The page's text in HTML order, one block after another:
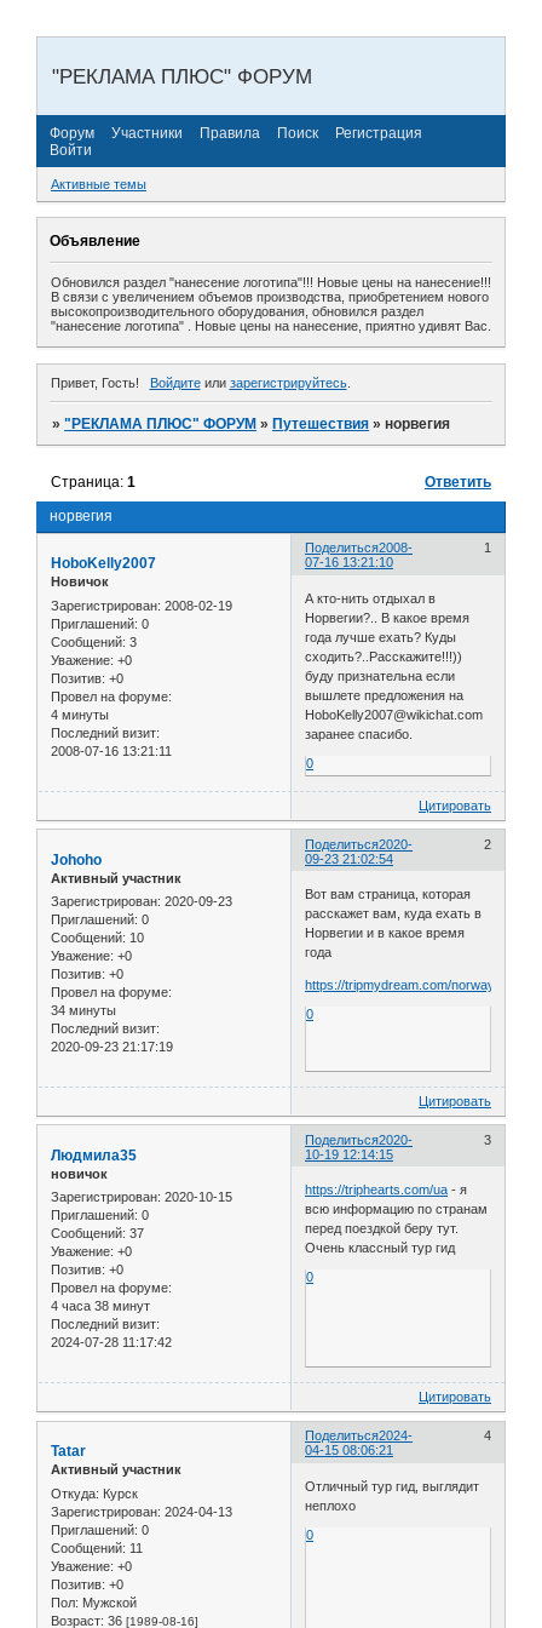
"РЕКЛАМА ПЛЮС" ФОРУМ
Форум Участники Правила Поиск
Регистрация
Войти
Активные темы
Объявление
Обновился раздел "нанесение логотипа"!!! Новые цены на нанесение!!!
В связи с увеличением объемов производства, приобретением нового
высокопроизводительного оборудования, обновился раздел
"нанесение логотипа" . Новые цены на нанесение, приятно удивят Вас.
Привет, Гость! Войдитеили зарегистрируйтесь.
»"РЕКЛАМА ПЛЮС" ФОРУМ » Путешествия »норвегия
норвегия
Страница:1 Ответить
Поделиться 1
2008-
07-16 13:21:10
HoboKelly2007
Новичок
Зарегистрирован: 2008-02-19
Приглашений: 0
Сообщений: 3
Уважение: +0
Позитив: +0
Провел на форуме:
4 минуты
Последний визит:
2008-07-16 13:21:11
А кто-нить отдыхал в
Норвегии?.. В какое время
года лучше ехать? Куды
сходить?..Расскажите!!!))
буду признательна если
вышлете предложения на
HoboKelly2007@wikichat.com
заранее спасибо.
0
Цитировать
Поделиться 2
2020-
09-23 21:02:54
Johoho
Активный участник
Зарегистрирован: 2020-09-23
Приглашений: 0
Сообщений: 10
Уважение: +0
Позитив: +0
Провел на форуме:
34 минуты
Последний визит:
2020-09-23 21:17:19
Вот вам страница, которая
расскажет вам, куда ехать в
Норвегии и в какое время
года
https://tripmydream.com/norway/
0
Цитировать
Поделиться 3
2020-
10-19 12:14:15
Людмила35
новичок
Зарегистрирован: 2020-10-15
Приглашений: 0
Сообщений: 37
Уважение: +0
Позитив: +0
Провел на форуме:
4 часа 38 минут
Последний визит:
2024-07-28 11:17:42
https://triphearts.com/ua - я
всю информацию по странам
перед поездкой беру тут.
Очень классный тур гид
0
Цитировать
Поделиться 4
2024-
04-15 08:06:21
Tatar
Активный участник
Откуда: Курск
Зарегистрирован: 2024-04-13
Приглашений: 0
Сообщений: 11
Уважение: +0
Позитив: +0
Пол: Мужской
Возраст: 36 [1989-08-16]
Отличный тур гид, выглядит
неплохо
0